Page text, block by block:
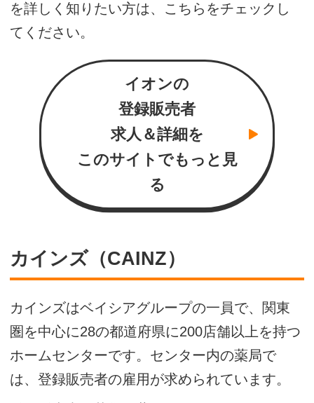
を詳しく知りたい方は、こちらをチェックし
てください。
イオンの
登録販売者
求人＆詳細を
このサイトでもっと見
る
カインズ（CAINZ）
カインズはベイシアグループの一員で、関東
圏を中心に28の都道府県に200店舗以上を持つ
ホームセンターです。センター内の薬局で
は、登録販売者の雇用が求められています。